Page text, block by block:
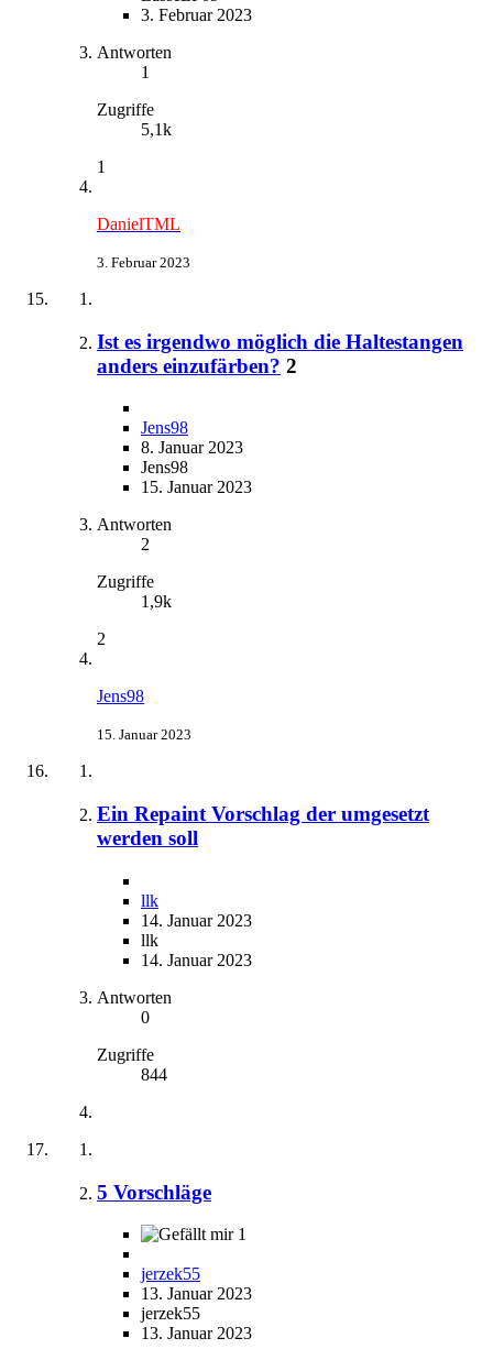
3. Februar 2023
Antworten
1
Zugriffe
5,1k
1
DanielTML
3. Februar 2023
Ist es irgendwo möglich die Haltestangen
anders einzufärben? 2
Jens98
8. Januar 2023
Jens98
15. Januar 2023
Antworten
2
Zugriffe
1,9k
2
Jens98
15. Januar 2023
Ein Repaint Vorschlag der umgesetzt
werden soll
llk
14. Januar 2023
llk
14. Januar 2023
Antworten
0
Zugriffe
844
5 Vorschläge
1
jerzek55
13. Januar 2023
jerzek55
13. Januar 2023